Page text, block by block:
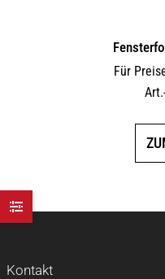
Für
Kontakt